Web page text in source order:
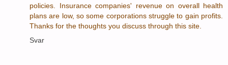
policies. Insurance companies' revenue on overall health
plans are low, so some corporations struggle to gain profits.
Thanks for the thoughts you discuss through this site.
Svar